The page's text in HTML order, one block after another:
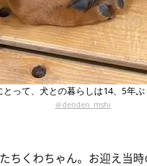
とって、犬との暮らしは14、5年
＠denden_mshi
ちくわちゃん。お迎え当